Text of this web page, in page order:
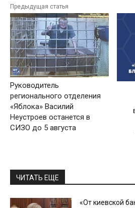
Предыдущая статья
Руководитель
регионального отделения
«Яблока» Василий
Неустроев останется в
СИЗО до 5 августа
ЧИТАТЬ ЕЩЕ
«От киевской